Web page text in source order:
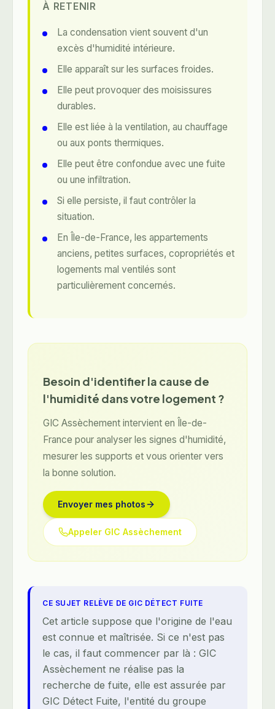
À RETENIR
La condensation vient souvent d'un
excès d'humidité intérieure.
Elle apparaît sur les surfaces froides.
Elle peut provoquer des moisissures
durables.
Elle est liée à la ventilation, au chauffage
ou aux ponts thermiques.
Elle peut être confondue avec une fuite
ou une infiltration.
Si elle persiste, il faut contrôler la
situation.
En Île-de-France, les appartements
anciens, petites surfaces, copropriétés et
logements mal ventilés sont
particulièrement concernés.
Besoin d'identifier la cause de
l'humidité dans votre logement ?
GIC Assèchement intervient en Île-de-
France pour analyser les signes d'humidité,
mesurer les supports et vous orienter vers
la bonne solution.
Envoyer mes photos
Appeler GIC Assèchement
CE SUJET RELÈVE DE GIC DÉTECT FUITE
Cet article suppose que l'origine de l'eau
est connue et maîtrisée. Si ce n'est pas
le cas, il faut commencer par là : GIC
Assèchement ne réalise pas la
recherche de fuite, elle est assurée par
GIC Détect Fuite, l'entité du groupe